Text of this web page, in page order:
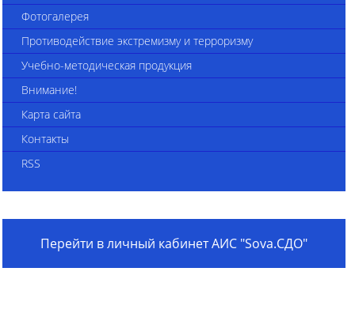
Фотогалерея
Противодействие экстремизму и терроризму
Учебно-методическая продукция
Внимание!
Карта сайта
Контакты
RSS
Перейти в личный кабинет АИС "Sova.СДО"